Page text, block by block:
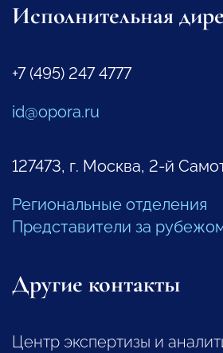
Исполнительная
+7 (495) 247 4777
id@opora.ru
127473, г. Москва, 2-й
Региональные отделения
Представители за
Другие контакты
Центр экспертизы и